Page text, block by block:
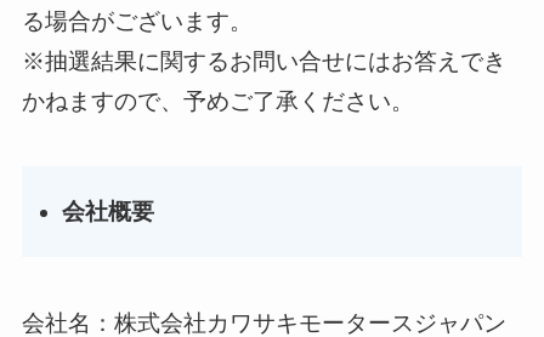
る場合がございます。
※抽選結果に関するお問い合せにはお答えでき
かねますので、予めご了承ください。
会社概要
会社名：株式会社カワサキモータースジャパン